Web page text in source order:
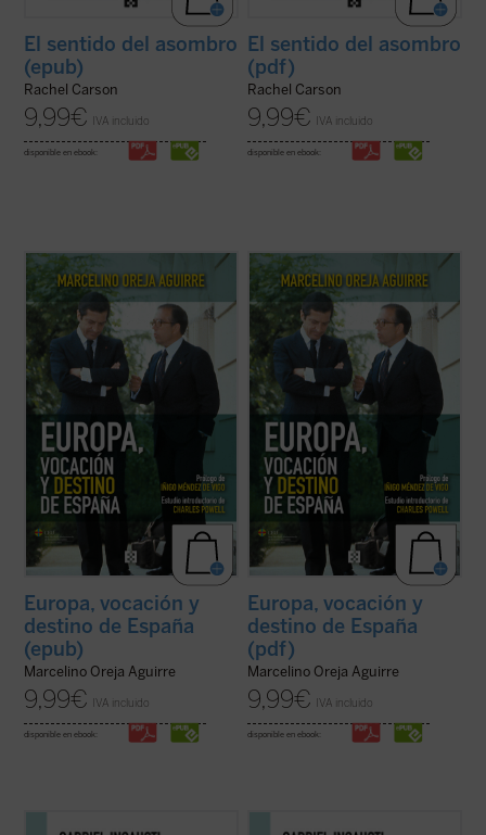
El sentido del asombro
(epub)
Rachel Carson
9,99€ IVA incluido
disponible en ebook:
El sentido del asombro
(pdf)
Rachel Carson
9,99€ IVA incluido
disponible en ebook:
El libro que el lector tiene entre las manos
recoge una antología, cuidadosamente
seleccionada, de algunos de los escritos
que Marcelino Oreja ha ido pergeñando a lo
largo de su dilatada vida política sobre el
asunto que, en buena medida, ...
(ver ficha)
Europa, vocación y
destino de España
(epub)
Marcelino Oreja Aguirre
9,99€ IVA incluido
disponible en ebook:
El libro que el lector tiene entre las manos
recoge una antología, cuidadosamente
seleccionada, de algunos de los escritos
que Marcelino Oreja ha ido pergeñando a lo
largo de su dilatada vida política sobre el
asunto que, en buena medida, ...
(ver ficha)
Europa, vocación y
destino de España
(pdf)
Marcelino Oreja Aguirre
9,99€ IVA incluido
disponible en ebook: